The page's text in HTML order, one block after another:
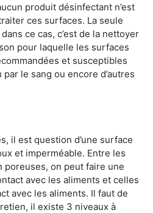
produit désinfectant n’est
ces surfaces. La seule
ce cas, c’est de la nettoyer
pour laquelle les surfaces
et susceptibles
le sang ou encore d’autres
il est question d’une surface
et imperméable. Entre les
poreuses, on peut faire une
avec les aliments et celles
avec les aliments. Il faut de
il existe 3 niveaux à